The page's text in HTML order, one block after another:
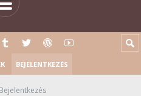
BEJELENTKEZÉS
Bejelentkezés